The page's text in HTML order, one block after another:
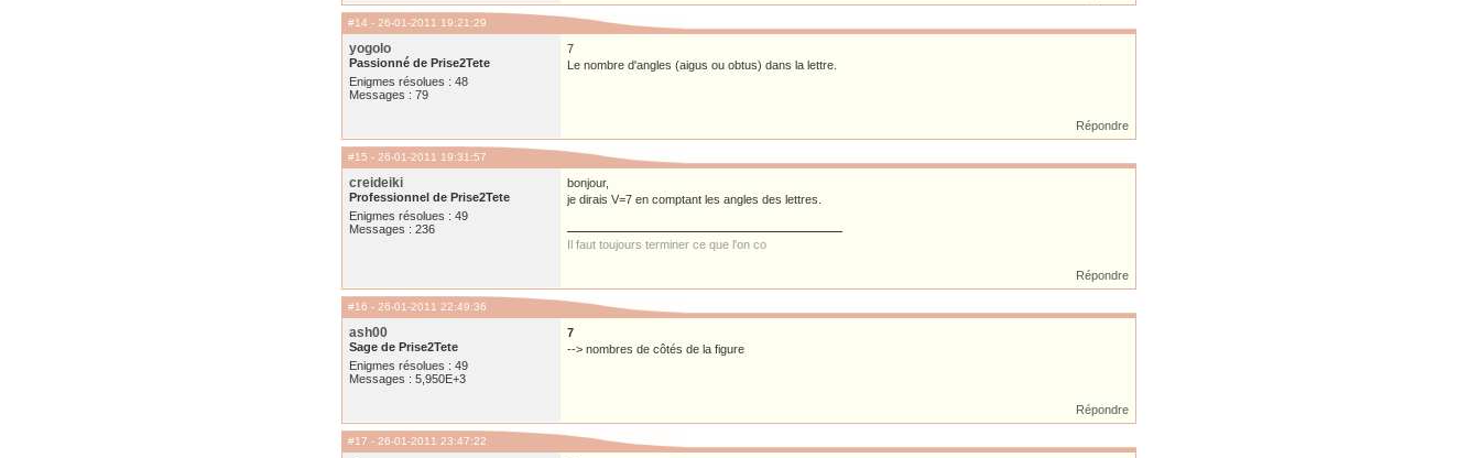
#14 - 26-01-2011 19:21:29
yogolo
Passionné de Prise2Tete
Enigmes résolues : 48
Messages : 79
7
Le nombre d'angles (aigus ou obtus) dans la lettre.
Répondre
#15 - 26-01-2011 19:31:57
creideiki
Professionnel de Prise2Tete
Enigmes résolues : 49
Messages : 236
bonjour,
je dirais V=7 en comptant les angles des lettres.
Il faut toujours terminer ce que l'on co
Répondre
#16 - 26-01-2011 22:49:36
ash00
Sage de Prise2Tete
Enigmes résolues : 49
Messages : 5,950E+3
7
--> nombres de côtés de la figure
Répondre
#17 - 26-01-2011 23:47:22